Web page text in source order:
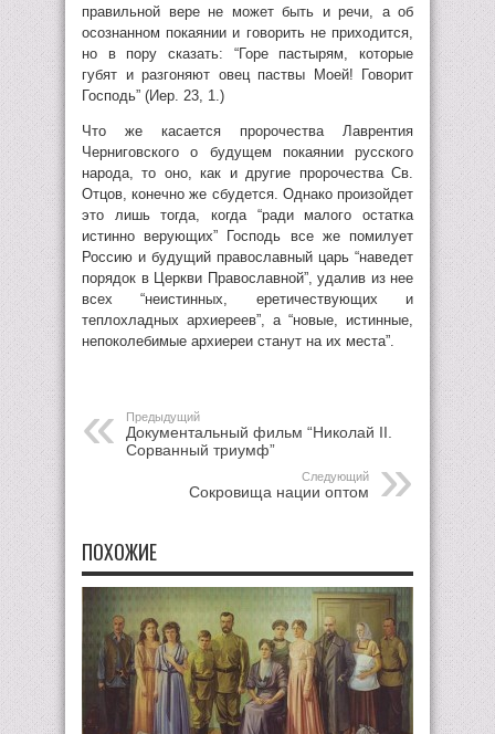
правильной вере не может быть и речи, а об
осознанном покаянии и говорить не приходится,
но в пору сказать: “Горе пастырям, которые
губят и разгоняют овец паствы Моей! Говорит
Господь” (Иер. 23, 1.)
Что же касается пророчества Лаврентия
Черниговского о будущем покаянии русского
народа, то оно, как и другие пророчества Св.
Отцов, конечно же сбудется. Однако произойдет
это лишь тогда, когда “ради малого остатка
истинно верующих” Господь все же помилует
Россию и будущий православный царь “наведет
порядок в Церкви Православной”, удалив из нее
всех “неистинных, еретичествующих и
теплохладных архиереев”, а “новые, истинные,
непоколебимые архиереи станут на их места”.
Предыдущий
Документальный фильм “Николай II.
Сорванный триумф”
Следующий
Сокровища нации оптом
ПОХОЖИЕ